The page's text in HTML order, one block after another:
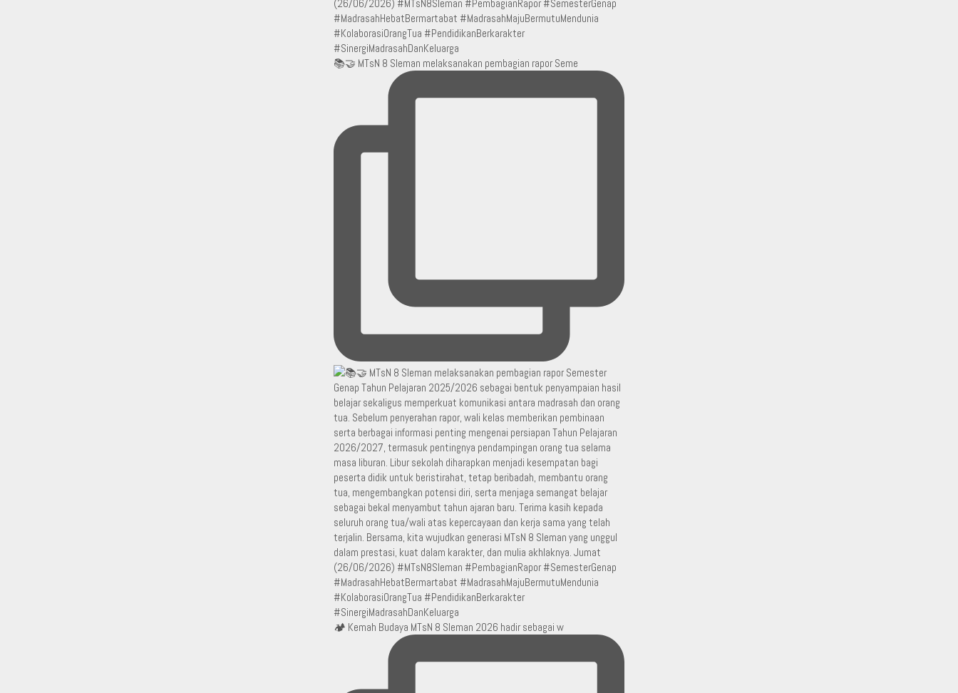
📚🤝 MTsN 8 Sleman melaksanakan pembagian rapor Seme
🏕️ Kemah Budaya MTsN 8 Sleman 2026 hadir sebagai w